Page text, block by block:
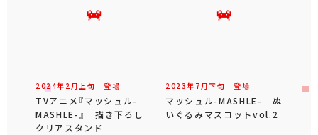
2024年 2 月 上旬 登場
TVアニメ『マッシュル-
MASHLE-』 描き下ろし
クリアスタンド
2023年 7 月下旬 登場
マッシュル-MASHLE- ぬ
いぐるみマスコットvol.2